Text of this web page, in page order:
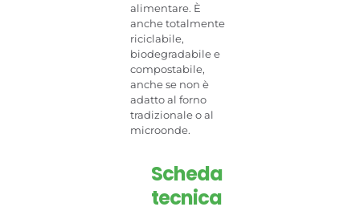
alimentare. È
anche totalmente
riciclabile,
biodegradabile e
compostabile,
anche se non è
adatto al forno
tradizionale o al
microonde.
Scheda
tecnica